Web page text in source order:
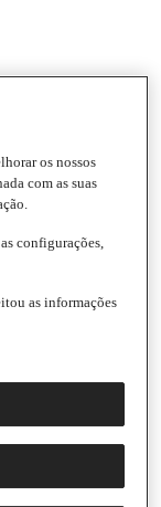
Adicionar
os nossos
com as suas
configurações,
as informações